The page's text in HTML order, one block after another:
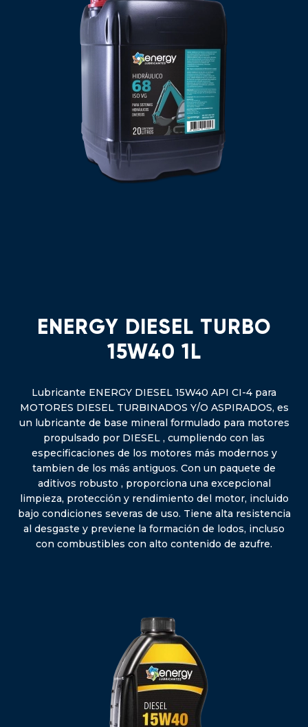
ENERGY DIESEL TURBO
15W40 1L
Lubricante ENERGY DIESEL 15W40 API CI-4 para
MOTORES DIESEL TURBINADOS Y/O ASPIRADOS, es
un lubricante de base mineral formulado para motores
propulsado por DIESEL , cumpliendo con las
especificaciones de los motores más modernos y
tambien de los más antiguos. Con un paquete de
aditivos robusto , proporciona una excepcional
limpieza, protección y rendimiento del motor, incluido
bajo condiciones severas de uso. Tiene alta resistencia
al desgaste y previene la formación de lodos, incluso
con combustibles con alto contenido de azufre.